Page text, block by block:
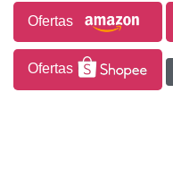
Ofertas
Ofertas